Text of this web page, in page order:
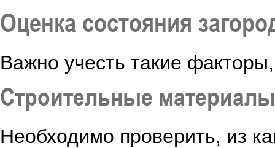
Оценка состояния
Важно учесть такие
Строительные материалы
Необходимо проверить, из